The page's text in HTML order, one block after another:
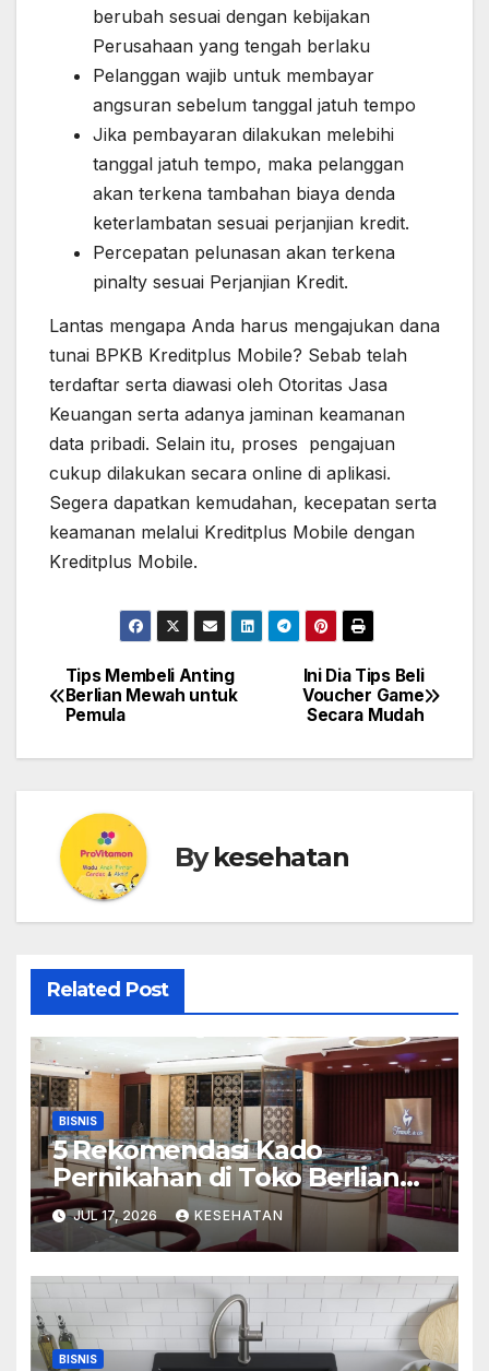
berubah sesuai dengan kebijakan
Perusahaan yang tengah berlaku
Pelanggan wajib untuk membayar
angsuran sebelum tanggal jatuh tempo
Jika pembayaran dilakukan melebihi
tanggal jatuh tempo, maka pelanggan
akan terkena tambahan biaya denda
keterlambatan sesuai perjanjian kredit.
Percepatan pelunasan akan terkena
pinalty sesuai Perjanjian Kredit.
Lantas mengapa Anda harus mengajukan dana
tunai BPKB Kreditplus Mobile? Sebab telah
terdaftar serta diawasi oleh Otoritas Jasa
Keuangan serta adanya jaminan keamanan
data pribadi. Selain itu, proses pengajuan
cukup dilakukan secara online di aplikasi.
Segera dapatkan kemudahan, kecepatan serta
keamanan melalui Kreditplus Mobile dengan
Kreditplus Mobile.
Post
navigation
Ini Dia Tips Beli
Voucher Game
Secara Mudah
Tips Membeli Anting
Berlian Mewah untuk
Pemula
Bykesehatan
Related Post
BISNIS
5 Rekomendasi Kado
Pernikahan di Toko Berlian
Mall Kelapa Gading
JUL 17, 2026 KESEHATAN
BISNIS